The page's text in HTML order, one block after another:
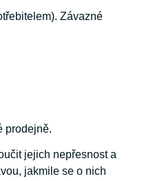
Závazné
prodejně.
jejich nepřesnost a
jakmile se o nich